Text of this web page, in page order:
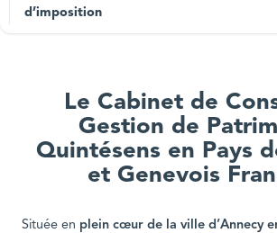
d’imposition
Le Cabinet de
Gestion de
Quintésens en Pays
et Genevois
Située en plein cœur de la ville d’Annecy